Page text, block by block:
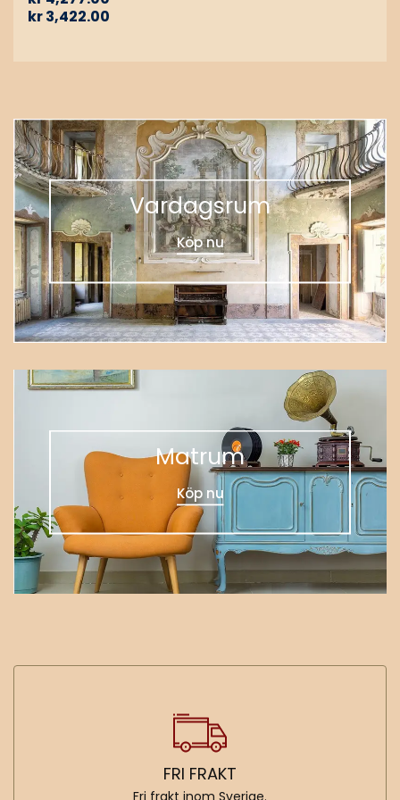
kr3,422.00
Vardagsrum
Köp nu
Matrum
Köp nu
FRI FRAKT